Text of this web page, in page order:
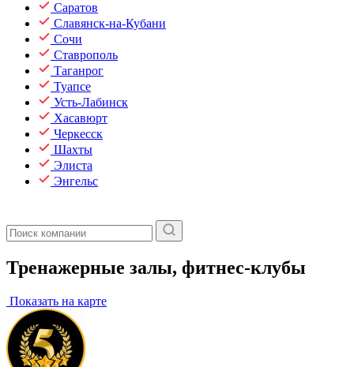
Саратов
Славянск-на-Кубани
Сочи
Ставрополь
Таганрог
Туапсе
Усть-Лабинск
Хасавюрт
Черкесск
Шахты
Элиста
Энгельс
Тренажерные залы, фитнес-клубы
Показать на карте